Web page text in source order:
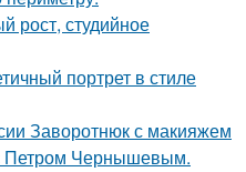
рост, студийное
портрет в стиле
Заворотнюк с макияжем
Петром Чернышевым.